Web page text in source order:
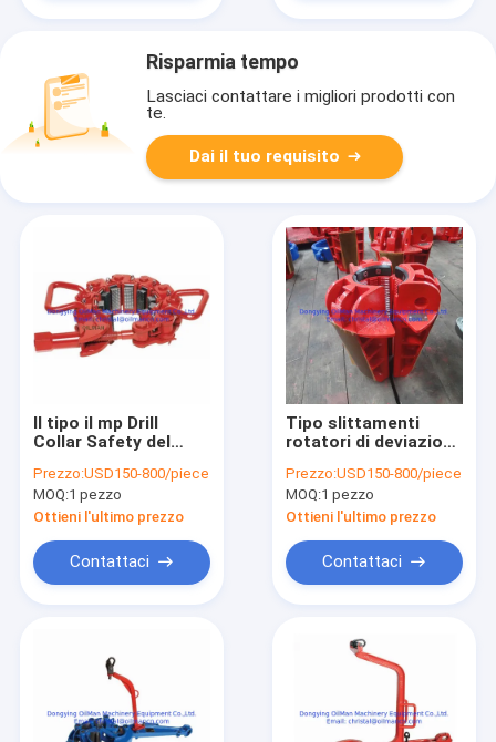
Risparmia tempo
Lasciaci contattare i migliori prodotti con
te.
Dai il tuo requisito
Il tipo il mp Drill
Collar Safety del
petrolio l'api 7K
preme per la
piattaforma di
produzione
Prezzo:USD150-800/piece
MOQ:1 pezzo
Ottieni l'ultimo prezzo
Contattaci
Tipo slittamenti
rotatori di deviazione
dell'asta di
perforazione per
trivellazione
petrolifera Rig Tools
api 7K
Prezzo:USD150-800/piece
MOQ:1 pezzo
Ottieni l'ultimo prezzo
Contattaci